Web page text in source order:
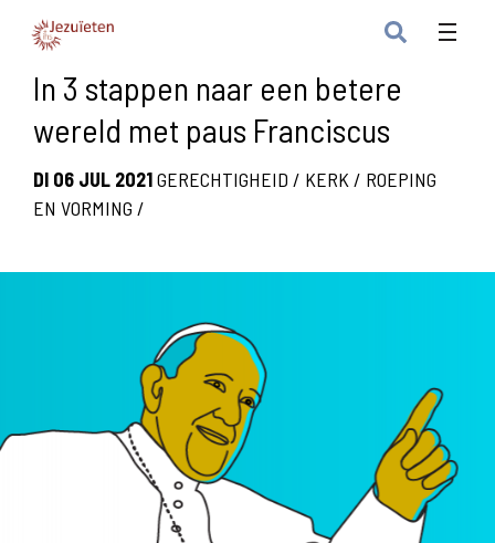
In 3 stappen naar een betere
wereld met paus Franciscus
DI 06 JUL 2021GERECHTIGHEID / KERK / ROEPING
EN VORMING /